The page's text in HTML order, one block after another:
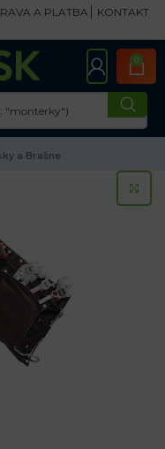
A PLATBA KONTAKT
0
a Brašne